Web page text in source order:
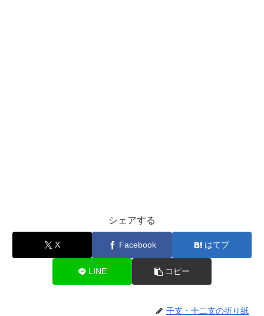
シェアする
X Facebook はてブ
LINE コピー
干支・十二支の折り紙